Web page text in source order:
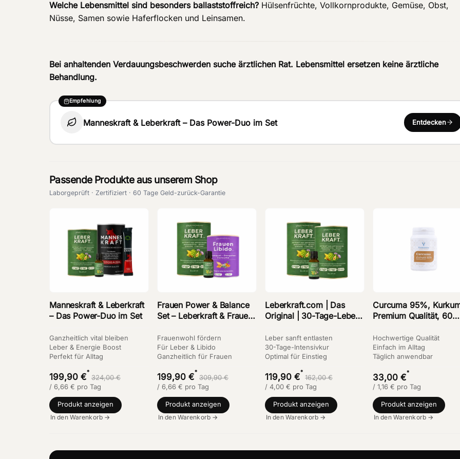
Welche Lebensmittel sind besonders ballaststoffreich? Hülsenfrüchte, Vollkornprodukte, Gemüse, Obst,
Nüsse, Samen sowie Haferflocken und Leinsamen.
Bei anhaltenden Verdauungsbeschwerden suche ärztlichen Rat. Lebensmittel ersetzen keine ärztliche
Behandlung.
Empfehlung
Manneskraft & Leberkraft – Das Power-Duo im Set Entdecken
Passende Produkte aus unserem Shop
Laborgeprüft · Zertifiziert · 60 Tage Geld-zurück-Garantie
Manneskraft & Leberkraft
– Das Power-Duo im Set
Ganzheitlich vital bleiben
Leber & Energie Boost
Perfekt für Alltag
199,90 €*
324,00 €
/ 6,66 € pro Tag
Produkt anzeigen
In den Warenkorb →
Frauen Power & Balance
Set – Leberkraft & Frauen
Frauenwohl fördern
Für Leber & Libido
Ganzheitlich für Frauen
199,90 €*
309,90 €
/ 6,66 € pro Tag
Produkt anzeigen
In den Warenkorb →
Leberkraft.com | Das
Original | 30-Tage-Leber-
Artischocke &
Mariendistel
Leber sanft entlasten
30-Tage-Intensivkur
Optimal für Einstieg
119,90 €*
162,00 €
/ 4,00 € pro Tag
Produkt anzeigen
In den Warenkorb →
Curcuma 95%,
Premium Qualität, 60
Hochwertige Qualität
Einfach im Alltag
Täglich anwendbar
33,00 €*
/ 1,16 € pro Tag
Produkt anzeigen
In den Warenkorb →